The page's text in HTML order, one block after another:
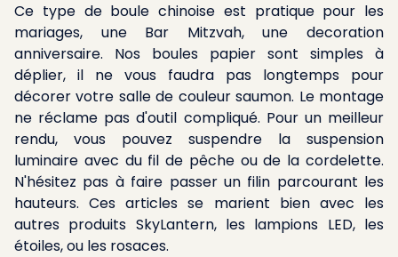
Ce type de boule chinoise est pratique pour les
mariages, une Bar Mitzvah, une decoration
anniversaire. Nos boules papier sont simples à
déplier, il ne vous faudra pas longtemps pour
décorer votre salle de couleur saumon. Le montage
ne réclame pas d'outil compliqué. Pour un meilleur
rendu, vous pouvez suspendre la suspension
luminaire avec du fil de pêche ou de la cordelette.
N'hésitez pas à faire passer un filin parcourant les
hauteurs. Ces articles se marient bien avec les
autres produits SkyLantern, les lampions LED, les
étoiles, ou les rosaces.